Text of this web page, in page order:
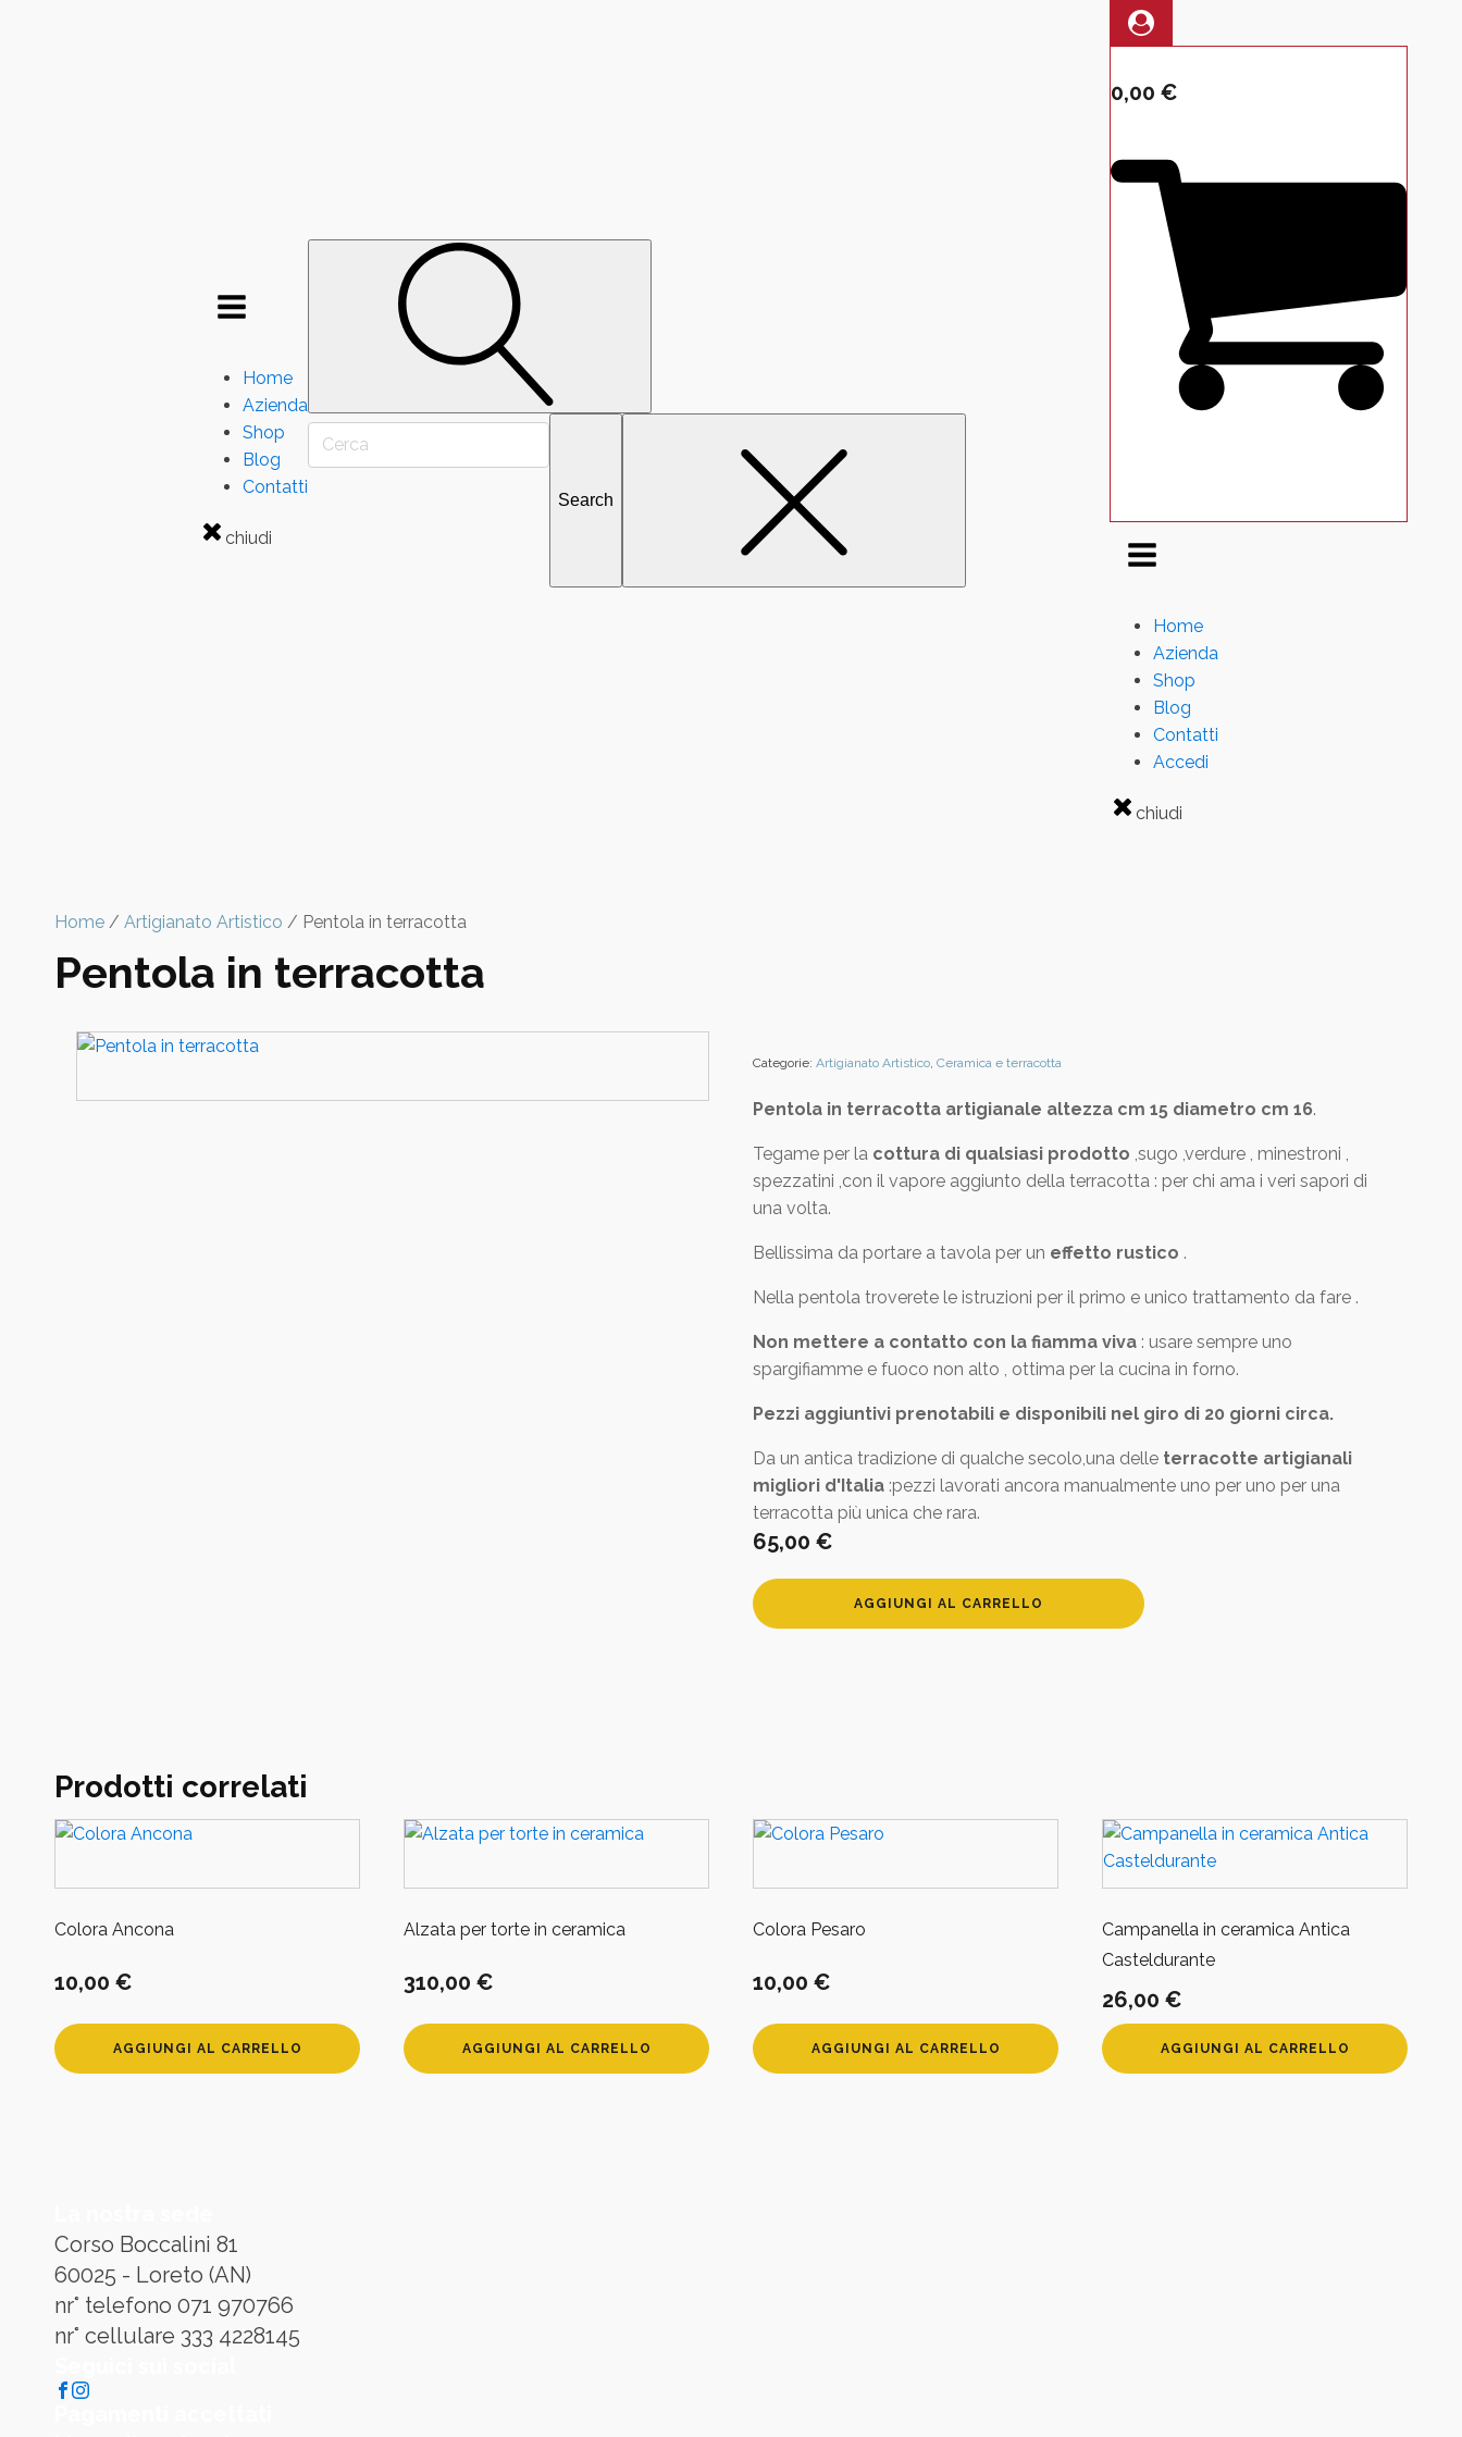
Home
Azienda
Shop
Blog
Contatti
chiudi
Search
0,00 €
Home
Azienda
Shop
Blog
Contatti
Accedi
chiudi
Home / Artigianato Artistico / Pentola in terracotta
Pentola in terracotta
Categorie: Artigianato Artistico Ceramica e terracotta
Pentola in terracotta artigianale altezza cm 15 diametro cm 16.
Tegame per la cottura di qualsiasi prodotto ,sugo ,verdure , minestroni ,
spezzatini ,con il vapore aggiunto della terracotta : per chi ama i veri sapori di
una volta.
Bellissima da portare a tavola per un effetto rustico .
Nella pentola troverete le istruzioni per il primo e unico trattamento da fare .
Non mettere a contatto con la fiamma viva : usare sempre uno
spargifiamme e fuoco non alto , ottima per la cucina in forno.
Pezzi aggiuntivi prenotabili e disponibili nel giro di 20 giorni circa.
Da un antica tradizione di qualche secolo,una delle terracotte artigianali
migliori d'Italia :pezzi lavorati ancora manualmente uno per uno per una
terracotta più unica che rara.
65,00 €
Pentola
in
AGGIUNGI AL CARRELLO
Prodotti correlati
Colora Ancona
10,00 €
AGGIUNGI AL CARRELLO
Alzata per torte in ceramica
310,00 €
AGGIUNGI AL CARRELLO
Colora Pesaro
10,00 €
AGGIUNGI AL CARRELLO
Campanella in ceramica Antica
Casteldurante
26,00 €
AGGIUNGI AL CARRELLO
Corso Boccalini 81
60025 - Loreto (AN)
nr° telefono 071 970766
nr° cellulare 333 4228145